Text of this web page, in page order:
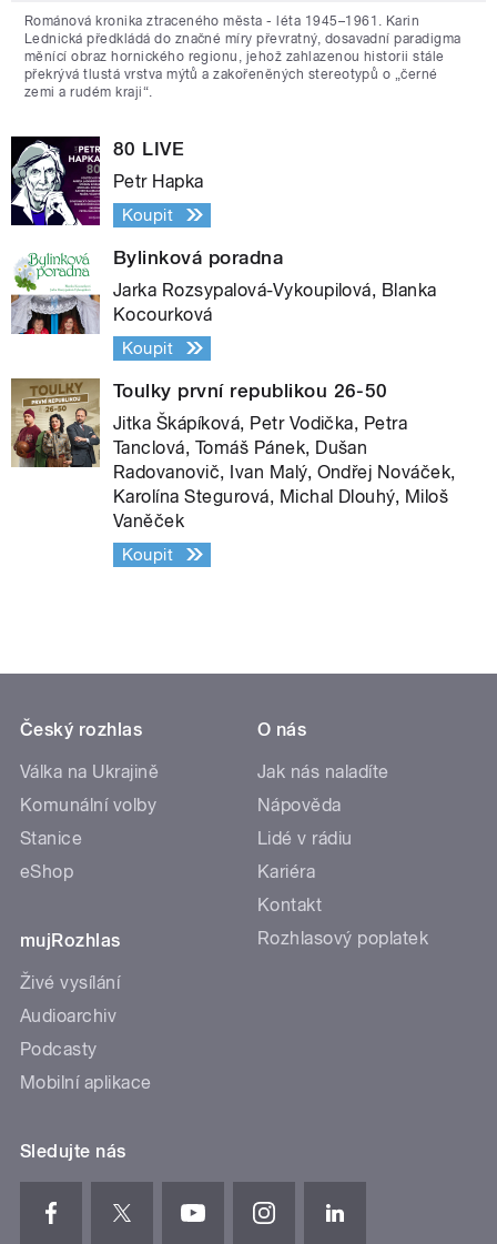
Románová kronika ztraceného města - léta 1945–1961. Karin
Lednická předkládá do značné míry převratný, dosavadní paradigma
měnící obraz hornického regionu, jehož zahlazenou historii stále
překrývá tlustá vrstva mýtů a zakořeněných stereotypů o „černé
zemi a rudém kraji“.
80 LIVE
Petr Hapka
Koupit
Bylinková poradna
Jarka Rozsypalová-Vykoupilová, Blanka
Kocourková
Koupit
Toulky první republikou 26-50
Jitka Škápíková, Petr Vodička, Petra
Tanclová, Tomáš Pánek, Dušan
Radovanovič, Ivan Malý, Ondřej Nováček,
Karolína Stegurová, Michal Dlouhý, Miloš
Vaněček
Koupit
Český rozhlas
Válka na Ukrajině
Komunální volby
Stanice
eShop
mujRozhlas
Živé vysílání
Audioarchiv
Podcasty
Mobilní aplikace
O nás
Jak nás naladíte
Nápověda
Lidé v rádiu
Kariéra
Kontakt
Rozhlasový poplatek
Sledujte nás